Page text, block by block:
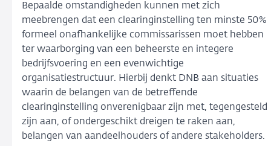
Bepaalde omstandigheden kunnen met zich
meebrengen dat een clearinginstelling ten minste 50%
formeel onafhankelijke commissarissen moet hebben
ter waarborging van een beheerste en integere
bedrijfsvoering en een evenwichtige
organisatiestructuur. Hierbij denkt DNB aan situaties
waarin de belangen van de betreffende
clearinginstelling onverenigbaar zijn met, tegengesteld
zijn aan, of ondergeschikt dreigen te raken aan,
belangen van aandeelhouders of andere stakeholders.